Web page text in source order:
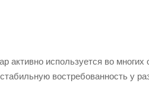
используется во многих
востребованность у